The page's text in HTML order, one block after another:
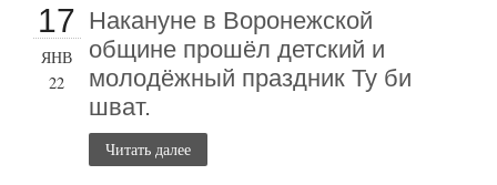
17
ЯНВ
22
Накануне в Воронежской
общине прошёл детский и
молодёжный праздник Ту би
шват.
Читать далее